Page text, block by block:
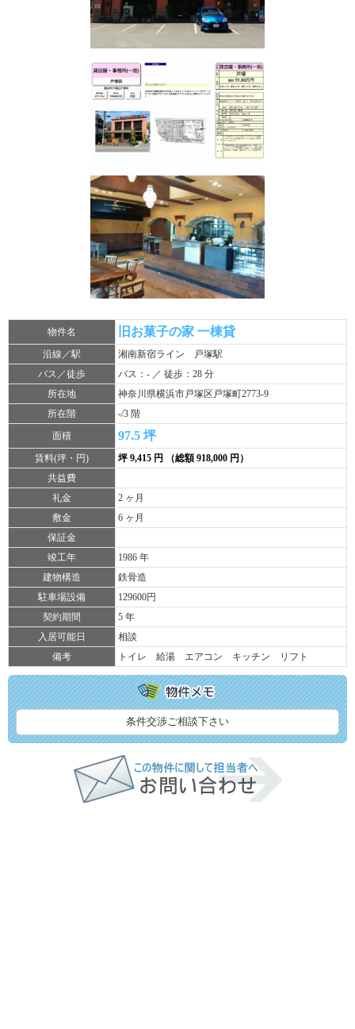
物件名 旧お菓子の家 一棟貸
沿線／駅
湘南新宿ライン 戸塚駅
バス／徒歩
バス：- ／ 徒歩：28 分
所在地
神奈川県横浜市戸塚区戸塚町2773-9
所在階
-/3 階
面積
97.5 坪
賃料(坪・円)
坪 9,415 円 （総額 918,000 円）
共益費
礼金
2 ヶ月
敷金
6 ヶ月
保証金
竣工年
1986 年
建物構造
鉄骨造
駐車場設備
129600円
契約期間
5 年
入居可能日
相談
備考
トイレ 給湯 エアコン キッチン リフト
条件交渉ご相談下さい